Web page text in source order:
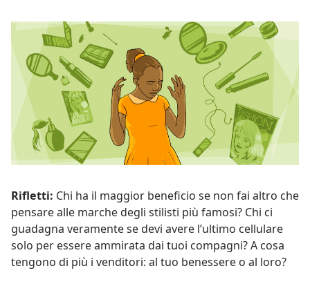
Rifletti: Chi ha il maggior beneficio se non fai altro che
pensare alle marche degli stilisti più famosi? Chi ci
guadagna veramente se devi avere l’ultimo cellulare
solo per essere ammirata dai tuoi compagni? A cosa
tengono di più i venditori: al tuo benessere o al loro?